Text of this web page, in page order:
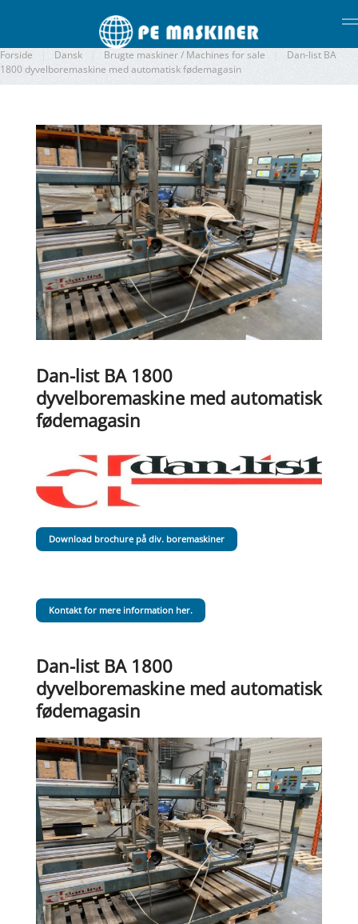
Gå til hovedindhold
Forside Dansk Brugte maskiner / Machines for sale
Dan-list BA
1800 dyvelboremaskine med automatisk fødemagasin
Dan-list BA 1800
dyvelboremaskine med automatisk
fødemagasin
Download brochure på div. boremaskiner
Kontakt for mere information her.
Dan-list BA 1800
dyvelboremaskine med automatisk
fødemagasin